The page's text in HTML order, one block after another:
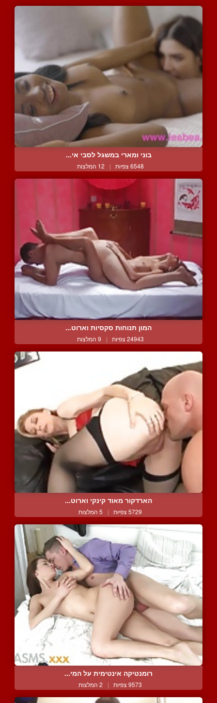
בוני ומארי במשגל לסבי אי...
6548 צפיות | 12 המלצות
המון תנוחות סקסיות וארוט...
24943 צפיות | 9 המלצות
הארדקור מאוד קינקי וארוט...
5729 צפיות | 5 המלצות
רומנטיקה אינטימית על המי...
9573 צפיות | 2 המלצות